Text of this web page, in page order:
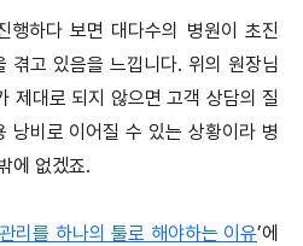
행하다 보면 대다수의 병원이 초진
겪고 있음을 느낍니다. 위의 원장님
제대로 되지 않으면 고객 상담의 질
낭비로 이어질 수 있는 상황이라 병
에 없겠죠.
리를 하나의 툴로 해야하는 이유’에